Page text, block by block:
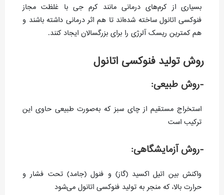
بسیاری از کرم‌های درمانی مانند کرم جی با غلظت مجاز
فنوکسی اتانول ساخته شده‌اند تا هم اثر درمانی داشته باشند و
هم کمترین ریسک آلرژی را برای بزرگسالان ایجاد کنند.
روش تولید فنوکسی اتانول
-روش طبیعی:
استخراج مستقیم از چای سبز که به‌صورت طبیعی حاوی این
ترکیب است
-روش آزمایشگاهی:
واکنش بین اتیل اکسید (گاز) و فنول (جامد) تحت فشار و
حرارت بالا، که منجر به تولید فنوکسی اتانول می‌شود